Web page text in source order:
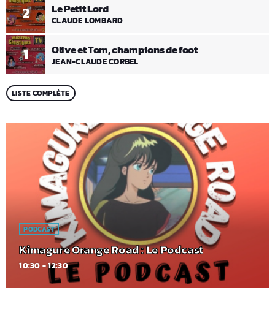
1 Olive et Tom, champions de foot
JEAN-CLAUDE CORBEL
2 Le Petit Lord
CLAUDE LOMBARD
LISTE COMPLÈTE
PODCAST
Kimagure Orange Road : Le Podcast
10:30 - 12:30